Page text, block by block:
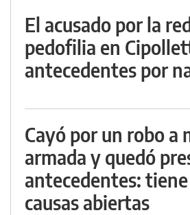
El acusado por la
pedofilia en
antecedentes por
Cayó por un robo a
armada y quedó
antecedentes:
causas abiertas